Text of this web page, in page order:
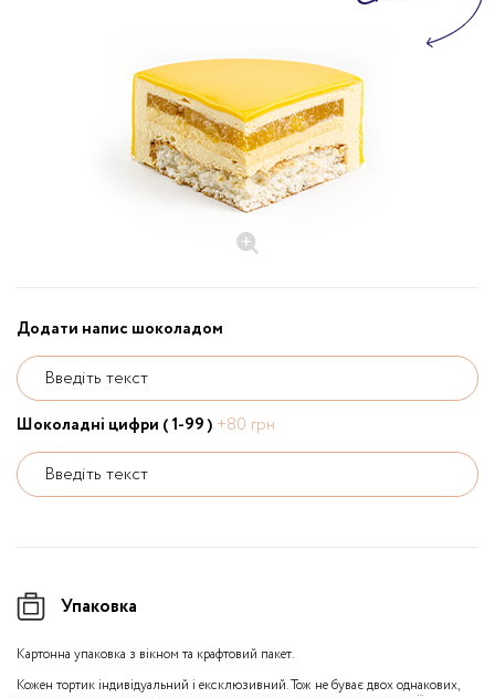
Додати напис шоколадом
Введіть текст
Шоколадні цифри ( 1-99 ) +80 грн
Введіть текст
Упаковка
Картонна упаковка з вікном та крафтовий пакет.
Кожен тортик індивідуальний і ексклюзивний. Тож не буває двох однакових,